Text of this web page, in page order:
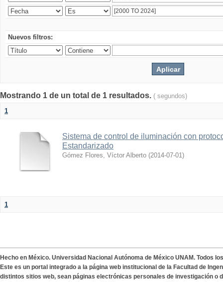
Nuevos filtros:
Mostrando 1 de un total de 1 resultados. ( segundos)
1
Sistema de control de iluminación con
Estandarizado
Gómez Flores, Víctor Alberto (2014-07-01)
1
Hecho en México. Universidad Nacional Autónoma de México UNAM. Todos
Este es un portal integrado a la página web institucional de la Facultad de
distintos sitios web, sean páginas electrónicas personales de investigación o